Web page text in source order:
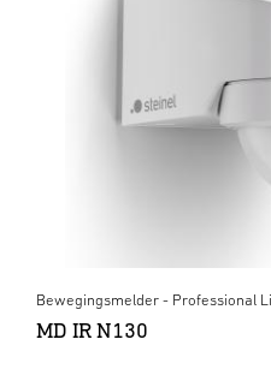
Bewegingsmelder - Professional
MD IR N130